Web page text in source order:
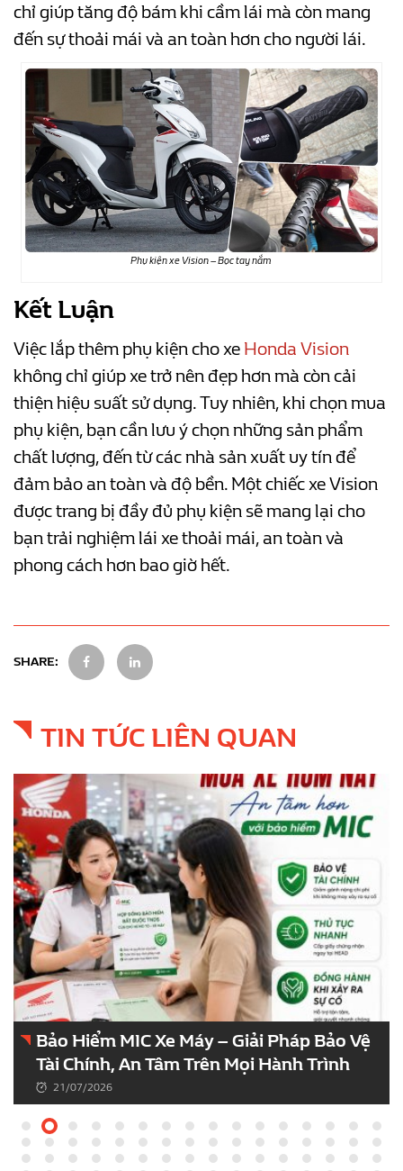
chỉ giúp tăng độ bám khi cầm lái mà còn mang
đến sự thoải mái và an toàn hơn cho người lái.
Phụ kiện xe Vision – Bọc tay nắm
Kết Luận
Việc lắp thêm phụ kiện cho xe Honda Vision
không chỉ giúp xe trở nên đẹp hơn mà còn cải
thiện hiệu suất sử dụng. Tuy nhiên, khi chọn mua
phụ kiện, bạn cần lưu ý chọn những sản phẩm
chất lượng, đến từ các nhà sản xuất uy tín để
đảm bảo an toàn và độ bền. Một chiếc xe Vision
được trang bị đầy đủ phụ kiện sẽ mang lại cho
bạn trải nghiệm lái xe thoải mái, an toàn và
phong cách hơn bao giờ hết.
SHARE:
TIN TỨC LIÊN QUAN
Bảo Hiểm MIC Xe Máy – Giải Pháp Bảo Vệ
Tài Chính, An Tâm Trên Mọi Hành Trình
21/07/2026